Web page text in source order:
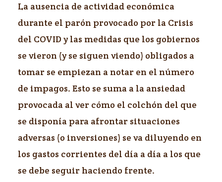
La ausencia de actividad económica
durante el parón provocado por la Crisis
del COVID y las medidas que los gobiernos
se vieron (y se siguen viendo) obligados a
tomar se empiezan a notar en el número
de impagos. Esto se suma a la ansiedad
provocada al ver cómo el colchón del que
se disponía para afrontar situaciones
adversas (o inversiones) se va diluyendo en
los gastos corrientes del día a día a los que
se debe seguir haciendo frente.